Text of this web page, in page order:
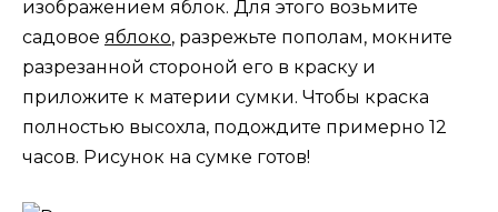
изображением яблок. Для этого возьмите
садовое яблоко, разрежьте пополам, мокните
разрезанной стороной его в краску и
приложите к материи сумки. Чтобы краска
полностью высохла, подождите примерно 12
часов. Рисунок на сумке готов!